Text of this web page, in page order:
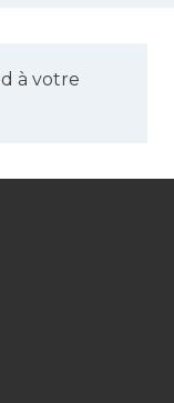
à votre